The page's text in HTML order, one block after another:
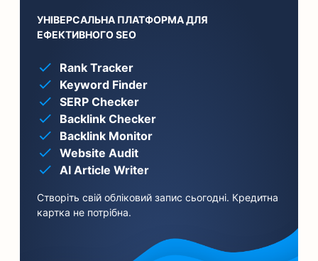
УНІВЕРСАЛЬНА ПЛАТФОРМА ДЛЯ
ЕФЕКТИВНОГО SEO
Rank Tracker
Keyword Finder
SERP Checker
Backlink Checker
Backlink Monitor
Website Audit
AI Article Writer
Створіть свій обліковий запис сьогодні. Кредитна
картка не потрібна.